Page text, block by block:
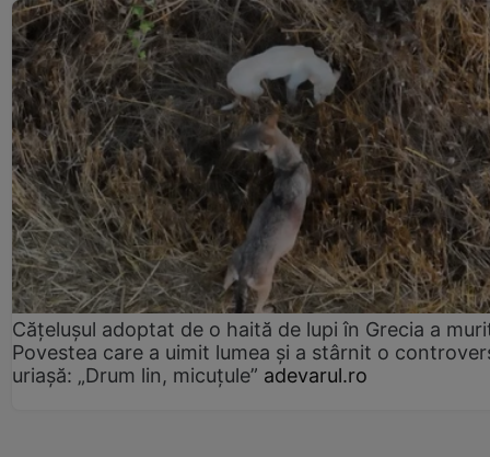
Cățelușul adoptat de o haită de lupi în Grecia a
Povestea care a uimit lumea și a stârnit o
uriașă: „Drum lin, micuțule” adevarul.ro